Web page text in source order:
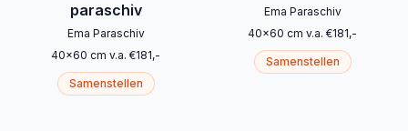
paraschiv
Ema Paraschiv
40x60 cm v.a. €181,-
Samenstellen
Ema Paraschiv
40x60 cm v.a. €181,-
Samenstellen